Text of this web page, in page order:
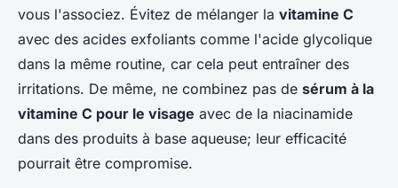
vous l'associez. Évitez de mélanger la vitamine C
avec des acides exfoliants comme l'acide glycolique
dans la même routine, car cela peut entraîner des
irritations. De même, ne combinez pas de sérum à la
vitamine C pour le visage avec de la niacinamide
dans des produits à base aqueuse; leur efficacité
pourrait être compromise.